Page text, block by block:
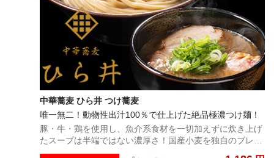
中華蕎麦 ひら井 つけ蕎麦
唯一無二！動物性出汁100％で仕上げた絶品極濃つけ麺！
豚・牛・鶏を使用し、魚介系食材を一切加えずに炊き上げ
たスープは半端ではない濃厚さ！国産小麦を独自のブレン
ドで配合した自家製極太ストレート麺に絶品極濃つけ汁が